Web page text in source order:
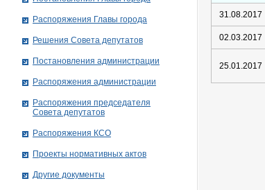
31.08.2017
02.03.2017
25.01.2017
Распоряжения Главы города
Решения Совета депутатов
Постановления администрации
Распоряжения администрации
Распоряжения председателя
Совета депутатов
Распоряжения КСО
Проекты нормативных актов
Другие документы